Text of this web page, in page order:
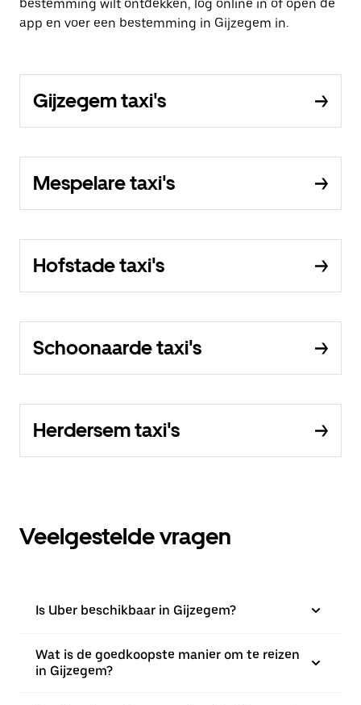
bestemming wilt ontdekken, log online in of open de
app en voer een bestemming in Gijzegem in.
Gijzegem taxi's
Mespelare taxi's
Hofstade taxi's
Schoonaarde taxi's
Herdersem taxi's
Veelgestelde vragen
Is Uber beschikbaar in Gijzegem?
Wat is de goedkoopste manier om te reizen
in Gijzegem?